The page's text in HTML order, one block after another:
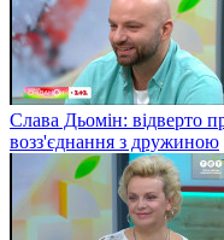
Слава Дьомін: відверто
возз'єднання з дружиною